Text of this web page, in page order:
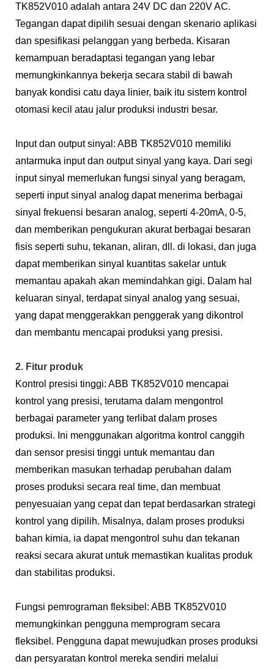
TK852V010 adalah antara 24V DC dan 220V AC.
Tegangan dapat dipilih sesuai dengan skenario aplikasi
dan spesifikasi pelanggan yang berbeda. Kisaran
kemampuan beradaptasi tegangan yang lebar
memungkinkannya bekerja secara stabil di bawah
banyak kondisi catu daya linier, baik itu sistem kontrol
otomasi kecil atau jalur produksi industri besar.
Input dan output sinyal: ABB TK852V010 memiliki
antarmuka input dan output sinyal yang kaya. Dari segi
input sinyal memerlukan fungsi sinyal yang beragam,
seperti input sinyal analog dapat menerima berbagai
sinyal frekuensi besaran analog, seperti 4-20mA, 0-5,
dan memberikan pengukuran akurat berbagai besaran
fisis seperti suhu, tekanan, aliran, dll. di lokasi, dan juga
dapat memberikan sinyal kuantitas sakelar untuk
memantau apakah akan memindahkan gigi. Dalam hal
keluaran sinyal, terdapat sinyal analog yang sesuai,
yang dapat menggerakkan penggerak yang dikontrol
dan membantu mencapai produksi yang presisi.
2. Fitur produk
Kontrol presisi tinggi: ABB TK852V010 mencapai
kontrol yang presisi, terutama dalam mengontrol
berbagai parameter yang terlibat dalam proses
produksi. Ini menggunakan algoritma kontrol canggih
dan sensor presisi tinggi untuk memantau dan
memberikan masukan terhadap perubahan dalam
proses produksi secara real time, dan membuat
penyesuaian yang cepat dan tepat berdasarkan strategi
kontrol yang dipilih. Misalnya, dalam proses produksi
bahan kimia, ia dapat mengontrol suhu dan tekanan
reaksi secara akurat untuk memastikan kualitas produk
dan stabilitas produksi.
Fungsi pemrograman fleksibel: ABB TK852V010
memungkinkan pengguna memprogram secara
fleksibel. Pengguna dapat mewujudkan proses produksi
dan persyaratan kontrol mereka sendiri melalui